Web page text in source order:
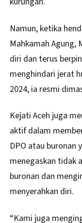
Namun, ketika
Mahkamah Agung,
diri dan terus
menghindari jerat
2024, ia resmi
Kejati Aceh juga
aktif dalam
DPO atau buronan
menegaskan tidak
buronan dan
menyerahkan diri.
“Kami juga